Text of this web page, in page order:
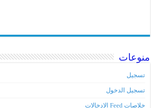
منوعات
تسجيل
تسجيل الدخول
خلاصات Feed الإدخالات